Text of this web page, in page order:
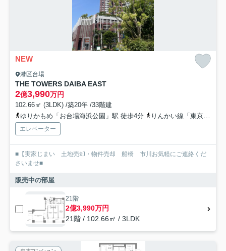
NEW
港区台場
THE TOWERS DAIBA EAST
2億3,990万円
102.66㎡ (3LDK) /築20年 /33階建
ゆりかもめ「お台場海浜公園」駅 徒歩4分
りんかい線「東京テレポート」駅 徒歩6分
エレベーター
■【実家じまい 土地売却・物件売却 船橋 市川お気軽にご連絡くだ
さいませ■
販売中の部屋
21階
2億3,990万円
21階 / 102.66㎡ / 3LDK